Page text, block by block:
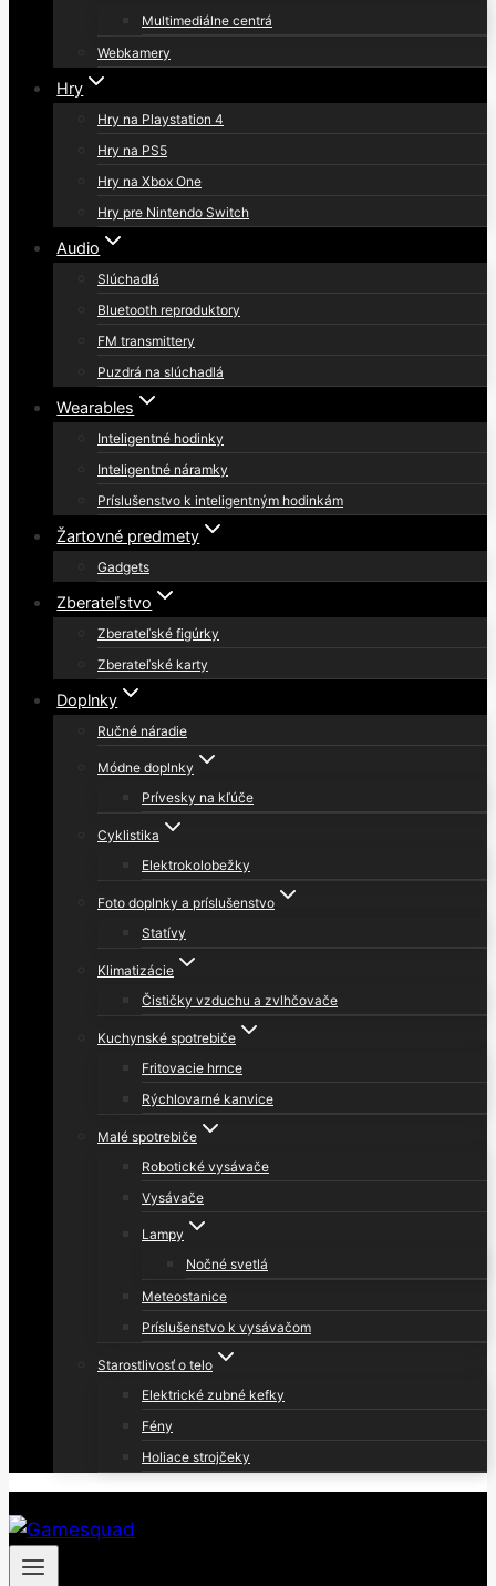
Multimediálne centrá
Webkamery
Hry
Hry na Playstation 4
Hry na PS5
Hry na Xbox One
Hry pre Nintendo Switch
Audio
Slúchadlá
Bluetooth reproduktory
FM transmittery
Puzdrá na slúchadlá
Wearables
Inteligentné hodinky
Inteligentné náramky
Príslušenstvo k inteligentným hodinkám
Žartovné predmety
Gadgets
Zberateľstvo
Zberateľské figúrky
Zberateľské karty
Doplnky
Ručné náradie
Módne doplnky
Prívesky na kľúče
Cyklistika
Elektrokolobežky
Foto doplnky a príslušenstvo
Statívy
Klimatizácie
Čističky vzduchu a zvlhčovače
Kuchynské spotrebiče
Fritovacie hrnce
Rýchlovarné kanvice
Malé spotrebiče
Robotické vysávače
Vysávače
Lampy
Nočné svetlá
Meteostanice
Príslušenstvo k vysávačom
Starostlivosť o telo
Elektrické zubné kefky
Fény
Holiace strojčeky